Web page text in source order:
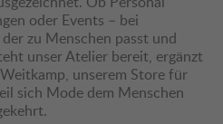
oder Events – bei
zu Menschen passt und
unser Atelier bereit, ergänzt
unserem Store für
sich Mode dem Menschen